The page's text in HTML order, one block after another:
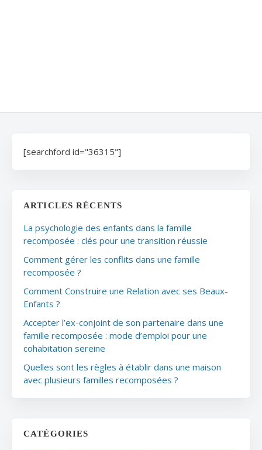
[searchford id="36315"]
ARTICLES RÉCENTS
La psychologie des enfants dans la famille
recomposée : clés pour une transition réussie
Comment gérer les conflits dans une famille
recomposée ?
Comment Construire une Relation avec ses Beaux-
Enfants ?
Accepter l’ex-conjoint de son partenaire dans une
famille recomposée : mode d’emploi pour une
cohabitation sereine
Quelles sont les règles à établir dans une maison
avec plusieurs familles recomposées ?
CATÉGORIES